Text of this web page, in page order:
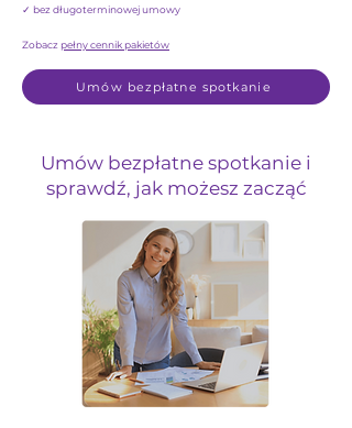
✓ bez długoterminowej umowy
Zobacz pełny cennik pakietów
Umów bezpłatne spotkanie
Umów bezpłatne spotkanie i
sprawdź, jak możesz zacząć